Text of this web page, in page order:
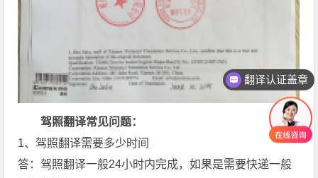
驾照翻译常见问题：
1、驾照翻译需要多少时间
答：驾照翻译一般24小时内完成，如果是需要快递一般
联系方式